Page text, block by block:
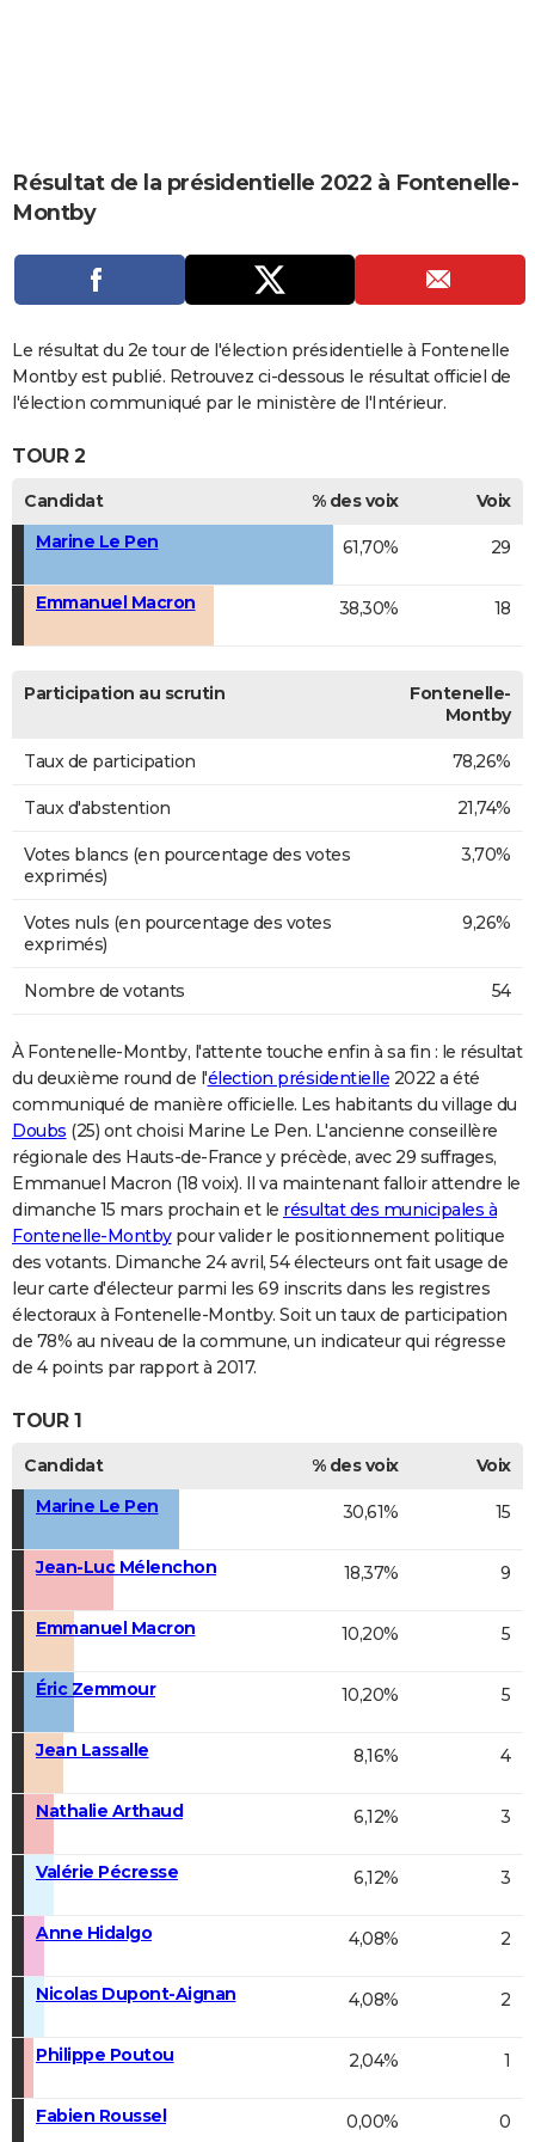
CARTE DE VOEUX
Carte de Noël
Carte Bonne année
Carte Saint-Valentin
Carte Pâques
Carte d'anniversaire
DICTIONNAIRE
Dictionnaire
Biographies
Expressions
Proverbes
PROGRAMME TV
S'inscrire
Se connecter
Lycées
Collèges
Primaires
Universités
Entreprises
Service militaire
Avis de recherche
AVIS DE DÉCÈS
Bricolage
Lifestyle
Culture
Sport
Auto
Television
Voyage
Cinema
Résultat de la présidentielle 2022 à Fontenelle-
Montby
Le résultat du 2e tour de l'élection présidentielle à Fontenelle
Montby est publié. Retrouvez ci-dessous le résultat officiel de
l'élection communiqué par le ministère de l'Intérieur.
TOUR 2
Candidat % des voix
Voix
Marine Le Pen
61,70% 29
Emmanuel Macron 38,30% 18
Participation au scrutin
Fontenelle-
Montby
Taux de participation 78,26%
Taux d'abstention 21,74%
Votes blancs (en pourcentage des votes
exprimés)
3,70%
Votes nuls (en pourcentage des votes
exprimés)
9,26%
Nombre de votants 54
À Fontenelle-Montby, l'attente touche enfin à sa fin : le résultat
du deuxième round de l'élection présidentielle 2022 a été
communiqué de manière officielle. Les habitants du village du
Doubs (25) ont choisi Marine Le Pen. L'ancienne conseillère
régionale des Hauts-de-France y précède, avec 29 suffrages,
Emmanuel Macron (18 voix). Il va maintenant falloir attendre le
dimanche 15 mars prochain et le résultat des municipales à
Fontenelle-Montbypour valider le positionnement politique
des votants. Dimanche 24 avril, 54 électeurs ont fait usage de
leur carte d'électeur parmi les 69 inscrits dans les registres
électoraux à Fontenelle-Montby. Soit un taux de participation
de 78% au niveau de la commune, un indicateur qui régresse
de 4 points par rapport à 2017.
TOUR 1
Candidat % des voix
Voix
Marine Le Pen
30,61% 15
Jean-Luc Mélenchon 18,37% 9
Emmanuel Macron 10,20% 5
Éric Zemmour 10,20% 5
Jean Lassalle 8,16% 4
Nathalie Arthaud 6,12% 3
Valérie Pécresse 6,12% 3
Anne Hidalgo 4,08% 2
Nicolas Dupont-Aignan 4,08% 2
Philippe Poutou 2,04% 1
Fabien Roussel 0,00% 0